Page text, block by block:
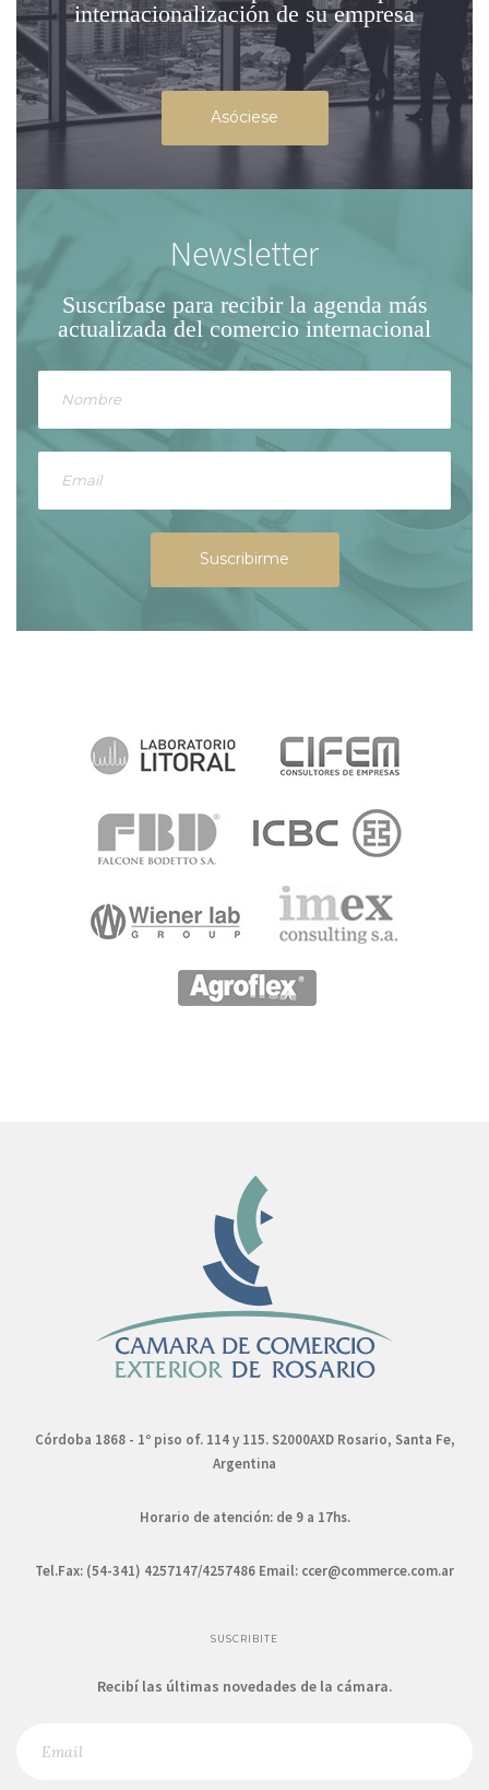
internacionalización de su empresa
Asóciese
Newsletter
Suscríbase para recibir la agenda más
actualizada del comercio internacional
Suscribirme
Córdoba 1868 - 1º piso of. 114 y 115. S2000AXD Rosario, Santa Fe,
Argentina
Horario de atención: de 9 a 17hs.
Tel.Fax: (54-341) 4257147/4257486 Email: ccer@commerce.com.ar
SUSCRIBITE
Recibí las últimas novedades de la cámara.